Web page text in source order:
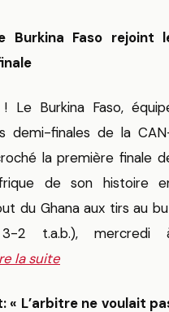
Burkina Faso rejoint
! Le Burkina Faso,
demi-finales de la
la première finale
de son histoire
du Ghana aux tirs au
2 t.a.b.), mercredi
la suite
« L’arbitre ne voulait